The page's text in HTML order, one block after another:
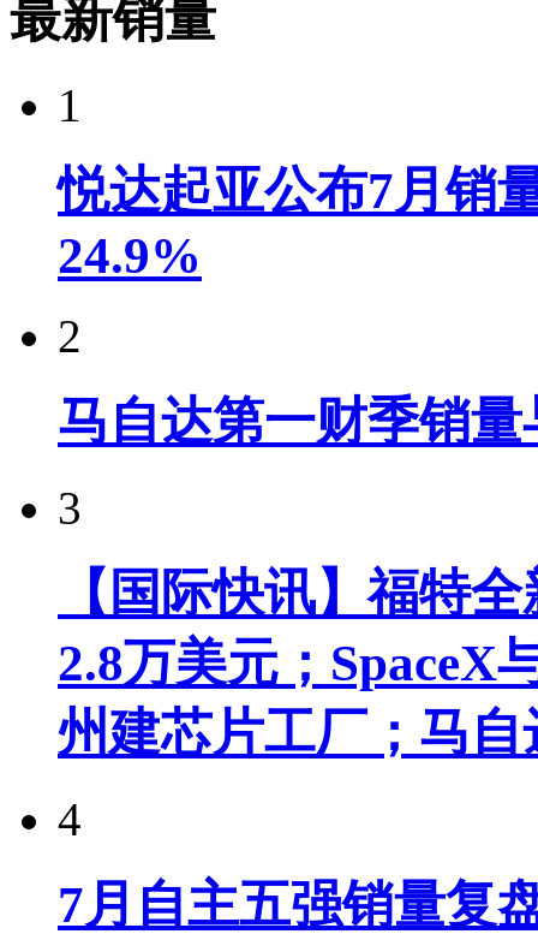
最新销量
1
悦达起亚公布7月销
24.9%
2
马自达第一财季销
3
【国际快讯】福特
2.8万美元；SpaceX
州建芯片工厂；马
4
7月自主五强销量复